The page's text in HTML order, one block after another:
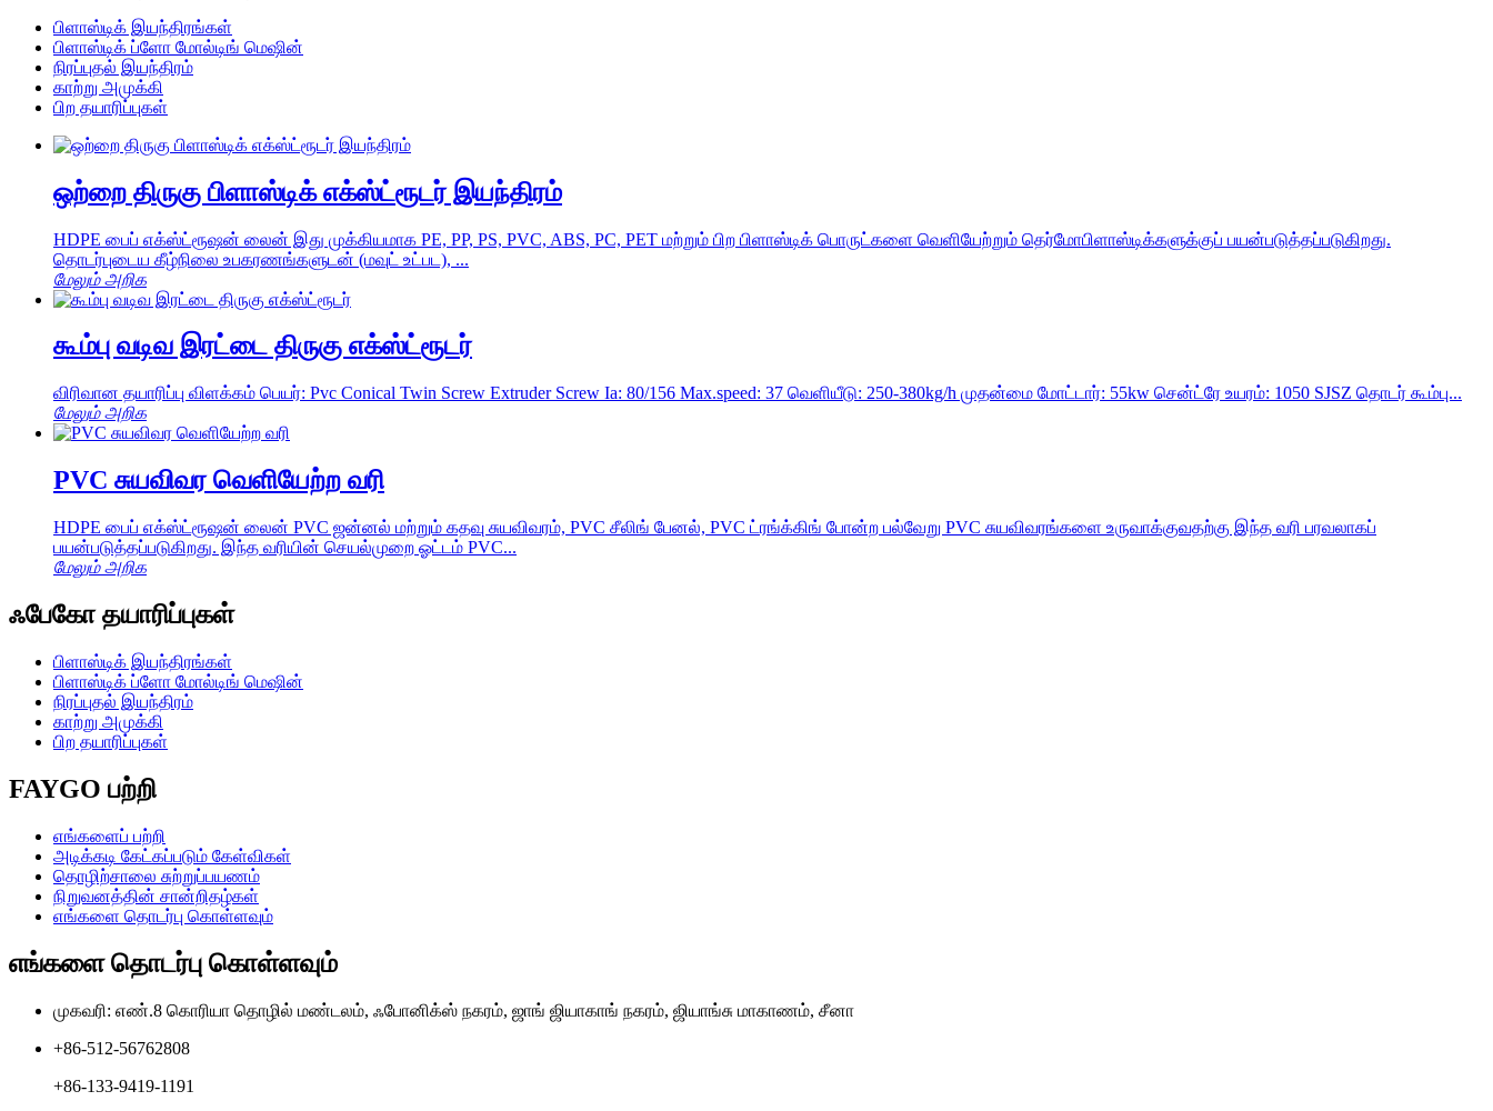
பிளாஸ்டிக் இயந்திரங்கள்
பிளாஸ்டிக் ப்ளோ மோல்டிங் மெஷின்
நிரப்புதல் இயந்திரம்
காற்று அமுக்கி
பிற தயாரிப்புகள்
ஒற்றை திருகு பிளாஸ்டிக் எக்ஸ்ட்ரூடர் இயந்திரம்
HDPE பைப் எக்ஸ்ட்ரூஷன் லைன் இது முக்கியமாக PE, PP, PS, PVC, ABS, PC, PET மற்றும் பிற பிளாஸ்டிக் பொருட்களை வெளியேற்றும் தெர்மோபிளாஸ்டிக்களுக்குப் பயன்படுத்தப்படுகிறது.
தொடர்புடைய கீழ்நிலை உபகரணங்களுடன் (மவுட் உட்பட), ...
மேலும் அறிக
கூம்பு வடிவ இரட்டை திருகு எக்ஸ்ட்ரூடர்
விரிவான தயாரிப்பு விளக்கம் பெயர்: Pvc Conical Twin Screw Extruder Screw Ia: 80/156 Max.speed: 37 வெளியீடு: 250-380kg/h முதன்மை மோட்டார்: 55kw சென்ட்ரே உயரம்: 1050 SJSZ தொடர் கூம்பு...
மேலும் அறிக
PVC சுயவிவர வெளியேற்ற வரி
HDPE பைப் எக்ஸ்ட்ரூஷன் லைன் PVC ஜன்னல் மற்றும் கதவு சுயவிவரம், PVC சீலிங் பேனல், PVC ட்ரங்க்கிங் போன்ற பல்வேறு PVC சுயவிவரங்களை உருவாக்குவதற்கு இந்த வரி பரவலாகப்
பயன்படுத்தப்படுகிறது. இந்த வரியின் செயல்முறை ஓட்டம் PVC...
மேலும் அறிக
ஃபேகோ தயாரிப்புகள்
பிளாஸ்டிக் இயந்திரங்கள்
பிளாஸ்டிக் ப்ளோ மோல்டிங் மெஷின்
நிரப்புதல் இயந்திரம்
காற்று அமுக்கி
பிற தயாரிப்புகள்
FAYGO பற்றி
எங்களைப் பற்றி
அடிக்கடி கேட்கப்படும் கேள்விகள்
தொழிற்சாலை சுற்றுப்பயணம்
நிறுவனத்தின் சான்றிதழ்கள்
எங்களை தொடர்பு கொள்ளவும்
எங்களை தொடர்பு கொள்ளவும்
முகவரி: எண்.8 கொரியா தொழில் மண்டலம், ஃபோனிக்ஸ் நகரம், ஜாங் ஜியாகாங் நகரம், ஜியாங்சு மாகாணம், சீனா
+86-512-56762808
+86-133-9419-1191